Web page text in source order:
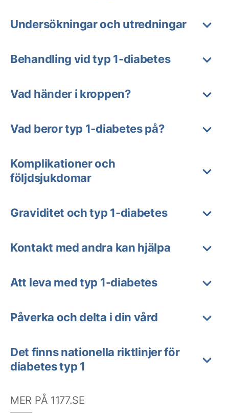
Undersökningar och utredningar
Behandling vid typ 1-diabetes
Vad händer i kroppen?
Vad beror typ 1-diabetes på?
Komplikationer och
följdsjukdomar
Graviditet och typ 1-diabetes
Kontakt med andra kan hjälpa
Att leva med typ 1-diabetes
Påverka och delta i din vård
Det finns nationella riktlinjer för
diabetes typ 1
MER PÅ 1177.SE